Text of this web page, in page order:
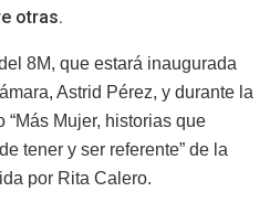
otras.
8M, que estará inaugurada
Astrid Pérez, y durante la
Mujer, historias que
tener y ser referente” de la
por Rita Calero.